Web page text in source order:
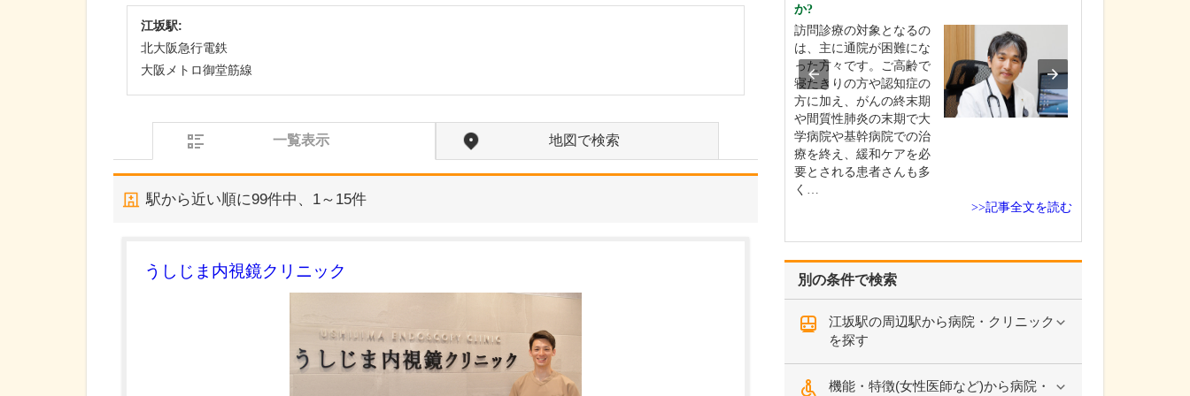
江坂駅:
北大阪急行電鉄
大阪メトロ御堂筋線
一覧表示 地図で検索
駅から近い順に99件中、 1～15件
うしじま内視鏡クリニック 別の条件で検索
江坂駅の周辺駅から病院・クリニック
を探す
機能・特徴(女性医師など)から病院・
か?
訪問診療の対象となるの
は、主に通院が困難にな
った方々です。ご高齢で
寝たきりの方や認知症の
方に加え、がんの終末期
や間質性肺炎の末期で大
学病院や基幹病院での治
療を終え、緩和ケアを必
要とされる患者さんも多
く…
>>記事全文を読む
入れている分野があれば教えてください。
発見し、適切な治療につ
なげることに特に力を入
院で過敏性腸炎と診断さ